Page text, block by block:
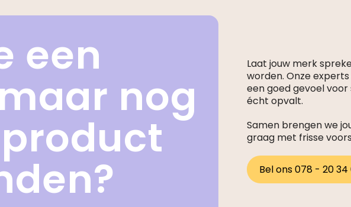
een
nog
Laat jouw merk
worden. Onze
een goed gevoel
écht opvalt.
Samen brengen we
graag met frisse
Bel ons 078 - 20 34